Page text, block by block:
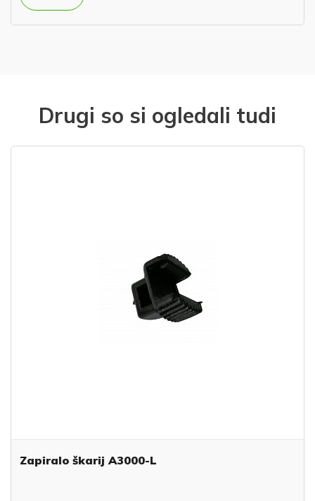
Drugi so si ogledali tudi
Zapiralo škarij A3000-L